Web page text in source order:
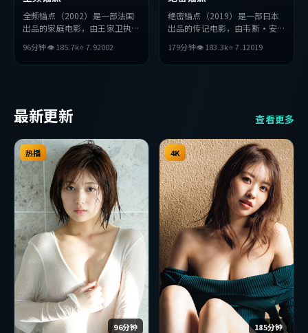
全频锚点（2002）是一部法国
出品的家庭电影，由王家卫执
主演。影片在叙事与视听上力求
突破，探讨人性与抉择，节奏张
96分钟👁185.7k⭐7.92002
绝密锚点（2019）是一部日本
出品的传记电影，由韦斯·安
汤唯等主演。影片在叙事与视听
上力求突破，探讨人性与抉择，
179分钟👁183.3k⭐7.12019
最新更新 查看更多
96分钟
热播
185分钟
4K